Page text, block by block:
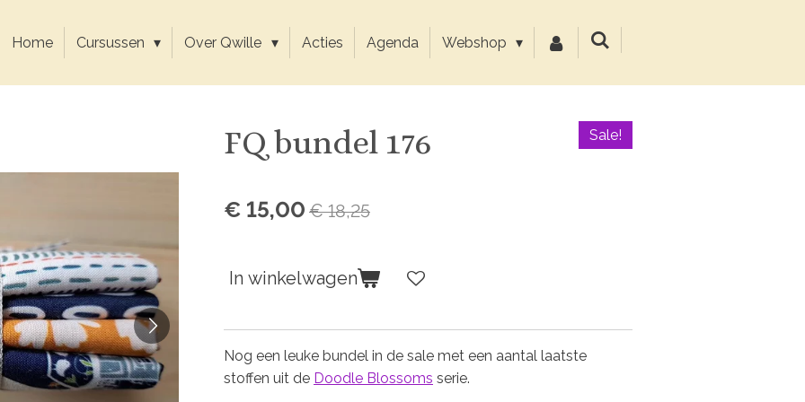
Home Cursussen Over Qwille Acties Agenda Webshop
FQ bundel 176 Sale!
€ 15,00 € 18,25
In winkelwagen
Nog een leuke bundel in de sale met een aantal laatste
stoffen uit de Doodle Blossoms serie.